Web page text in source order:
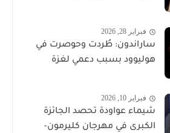
فبراير 28, 2026
ساراندون: طُردت وحوصرت في
هوليوود بسبب دعمي لغزة
فبراير 10, 2026
شيماء عواودة تحصد الجائزة
الكبرى في مهرجان كليرمون-